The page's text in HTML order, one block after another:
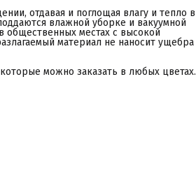
отдавая и поглощая влагу и тепло в
влажной уборке и вакуумной
общественных местах с высокой
материал не наносит ущебра
можно заказать в любых цветах.